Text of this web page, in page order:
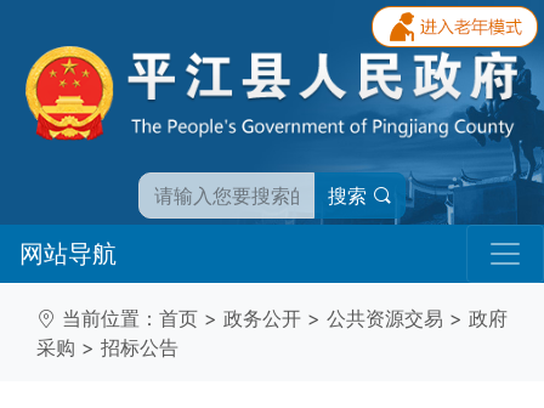
搜索
网站导航
当前位置： 首页 > 政务公开 > 公共资源交易 > 政府
采购 > 招标公告